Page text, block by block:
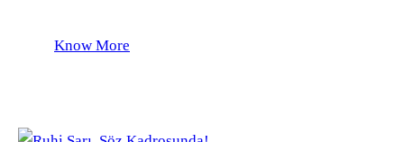
Know More